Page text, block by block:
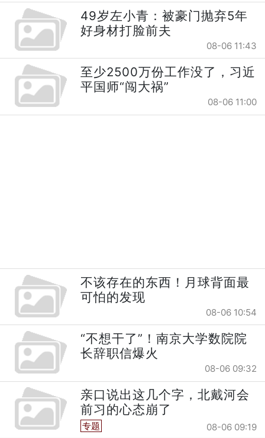
49岁左小青：被豪门抛弃5年
好身材打脸前夫
08-06 11:43
至少2500万份工作没了，习近
平国师“闯大祸”
08-06 11:00
不该存在的东西！月球背面最
可怕的发现
08-06 10:54
“不想干了”！南京大学数院院
长辞职信爆火
08-06 09:32
亲口说出这几个字，北戴河会
前习的心态崩了
专题 08-06 09:19